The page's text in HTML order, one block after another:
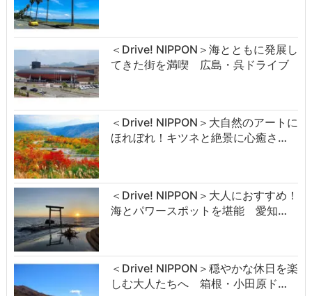
＜Drive! NIPPON＞海とともに発展し
てきた街を満喫 広島・呉ドライブ
＜Drive! NIPPON＞大自然のアートに
ほれぼれ！キツネと絶景に心癒さ…
＜Drive! NIPPON＞大人におすすめ！
海とパワースポットを堪能 愛知…
＜Drive! NIPPON＞穏やかな休日を楽
しむ大人たちへ 箱根・小田原ド…